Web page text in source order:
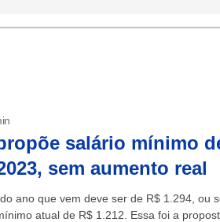
salário mínimo
sem aumento real
ano que vem deve ser de R$ 1.294, ou
atual de R$ 1.212. Essa foi a